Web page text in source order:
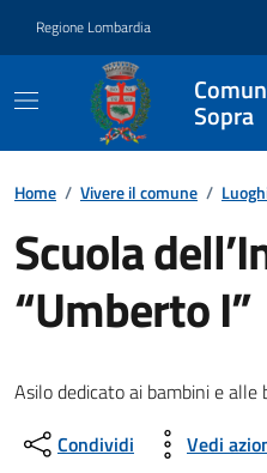
Regione Lombardia
Sopra
Home / Vivere il comune /
Scuola
“Umberto I”
Asilo dedicato ai bambini e alle
Condividi
Vedi